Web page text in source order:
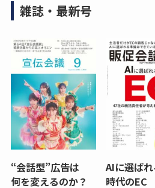
雑誌・最新号
“会話型”広告は
何を変えるのか？
AIに選ばれ
時代のEC